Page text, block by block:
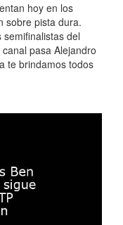
hoy en los
sobre pista dura.
del
pasa Alejandro
te brindamos todos